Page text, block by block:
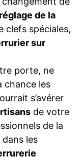
réglage de la
clefs spéciales,
sur
porte, ne
chance les
s’avérer
de votre
de la
les